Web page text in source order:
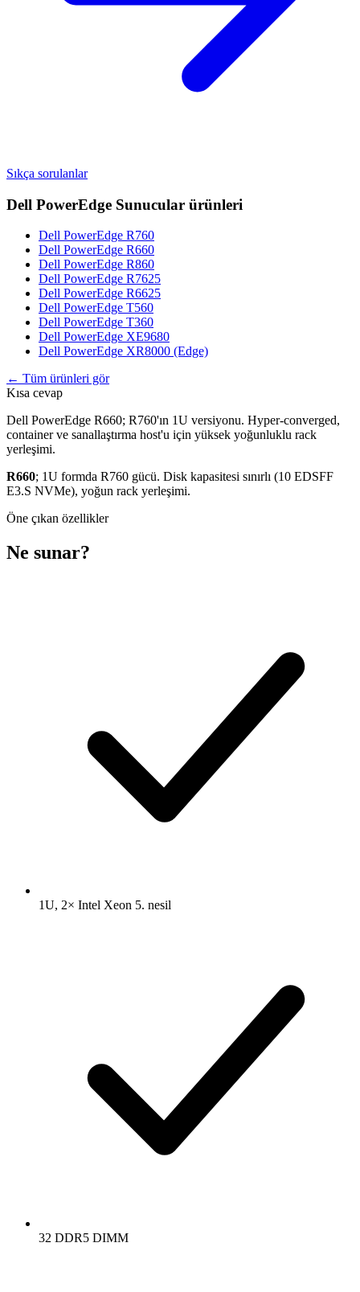
Sıkça sorulanlar
Dell PowerEdge Sunucular ürünleri
Dell PowerEdge R760
Dell PowerEdge R660
Dell PowerEdge R860
Dell PowerEdge R7625
Dell PowerEdge R6625
Dell PowerEdge T560
Dell PowerEdge T360
Dell PowerEdge XE9680
Dell PowerEdge XR8000 (Edge)
← Tüm ürünleri gör
Kısa cevap
Dell PowerEdge R660; R760'ın 1U versiyonu. Hyper-converged,
container ve sanallaştırma host'u için yüksek yoğunluklu rack
yerleşimi.
R660; 1U formda R760 gücü. Disk kapasitesi sınırlı (10 EDSFF
E3.S NVMe), yoğun rack yerleşimi.
Öne çıkan özellikler
Ne sunar?
1U, 2× Intel Xeon 5. nesil
32 DDR5 DIMM